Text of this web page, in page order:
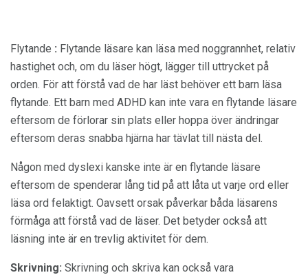
Flytande : Flytande läsare kan läsa med noggrannhet, relativ
hastighet och, om du läser högt, lägger till uttrycket på
orden. För att förstå vad de har läst behöver ett barn läsa
flytande. Ett barn med ADHD kan inte vara en flytande läsare
eftersom de förlorar sin plats eller hoppa över ändringar
eftersom deras snabba hjärna har tävlat till nästa del.
Någon med dyslexi kanske inte är en flytande läsare
eftersom de spenderar lång tid på att låta ut varje ord eller
läsa ord felaktigt. Oavsett orsak påverkar båda läsarens
förmåga att förstå vad de läser. Det betyder också att
läsning inte är en trevlig aktivitet för dem.
Skrivning: Skrivning och skriva kan också vara